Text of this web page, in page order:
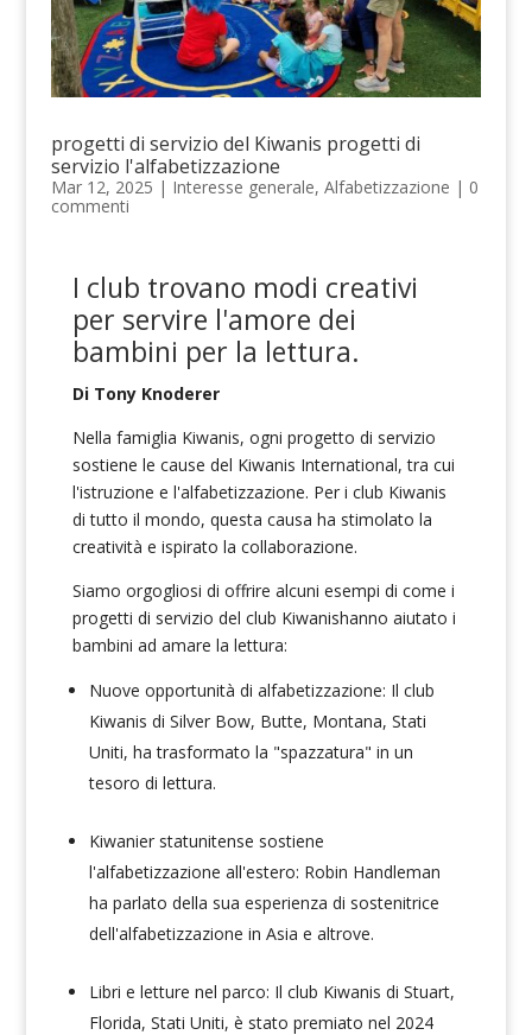
progetti di servizio del Kiwanis progetti di
servizio l'alfabetizzazione
Mar 12, 2025 | Interesse generale, Alfabetizzazione | 0
commenti
I club trovano modi creativi
per servire l'amore dei
bambini per la lettura.
Di Tony Knoderer
Nella famiglia Kiwanis, ogni progetto di servizio
sostiene le cause del Kiwanis International, tra cui
l'istruzione e l'alfabetizzazione. Per i club Kiwanis
di tutto il mondo, questa causa ha stimolato la
creatività e ispirato la collaborazione.
Siamo orgogliosi di offrire alcuni esempi di come i
progetti di servizio del club Kiwanishanno aiutato i
bambini ad amare la lettura:
Nuove opportunità di alfabetizzazione: Il club
Kiwanis di Silver Bow, Butte, Montana, Stati
Uniti, ha trasformato la "spazzatura" in un
tesoro di lettura.
Kiwanier statunitense sostiene
l'alfabetizzazione all'estero: Robin Handleman
ha parlato della sua esperienza di sostenitrice
dell'alfabetizzazione in Asia e altrove.
Libri e letture nel parco: Il club Kiwanis di Stuart,
Florida, Stati Uniti, è stato premiato nel 2024